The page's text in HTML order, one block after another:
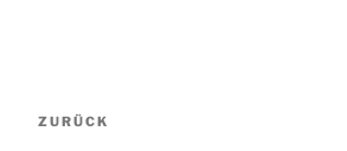
Vorheriger
ZURÜCK